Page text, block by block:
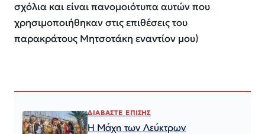
σχόλια και είναι πανομοιότυπα αυτών που
χρησιμοποιήθηκαν στις επιθέσεις του
παρακράτους Μητσοτάκη εναντίον μου)
ΔΙΑΒΑΣΤΕ ΕΠΙΣΗΣ
Η Μάχη των Λεύκτρων